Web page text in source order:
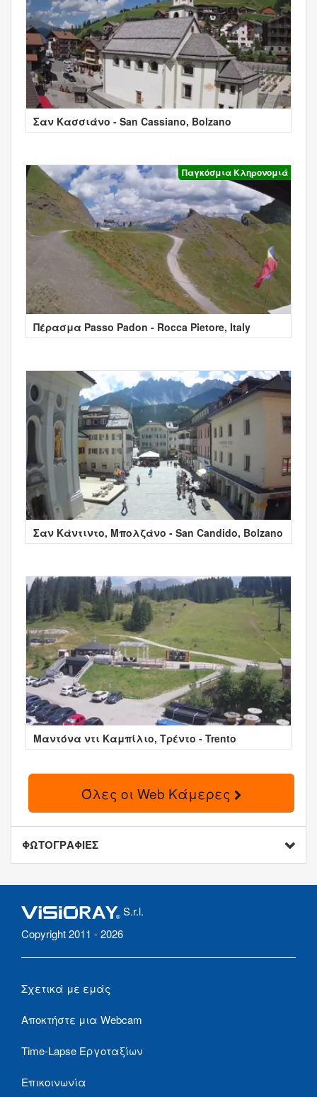
Σαν Κασσιάνο - San Cassiano, Bolzano
Παγκόσμια Κληρονομιά
Πέρασμα Passo Padon - Rocca Pietore, Italy
Σαν Κάντιντο, Μπολζάνο - San Candido, Bolzano
Μαντόνα ντι Καμπίλιο, Τρέντο - Trento
Όλες οι Web Κάμερες
ΦΩΤΟΓΡΑΦΙΕΣ
S.r.l.
Copyright 2011 - 2026
Σχετικά με εμάς
Αποκτήστε μια Webcam
Time-Lapse Εργοταξίων
Επικοινωνία